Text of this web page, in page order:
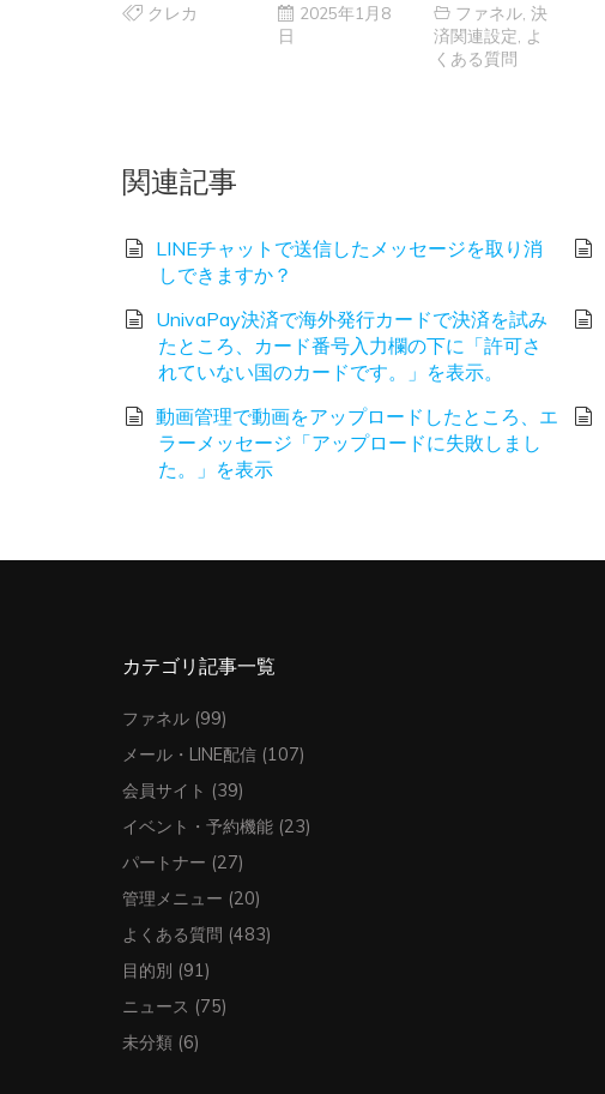
クレカ
2025年1月8
日
ファネル, 決
済関連設定 よ
くある質問
関連記事
LINEチャットで送信したメッセージを取り消
しできますか？
UnivaPay決済で海外発行カードで決済を試み
たところ、カード番号入力欄の下に「許可さ
れていない国のカードです。」を表示。
動画管理で動画をアップロードしたところ、エ
ラーメッセージ「アップロードに失敗しまし
た。」を表示
カテゴリ記事一覧
ファネル (99)
メール・LINE配信 (107)
会員サイト (39)
イベント・予約機能 (23)
パートナー (27)
管理メニュー (20)
よくある質問 (483)
目的別 (91)
ニュース (75)
未分類 (6)